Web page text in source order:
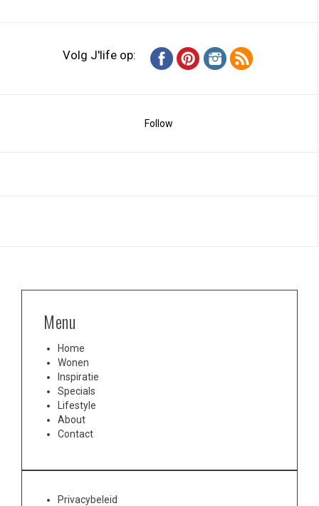
Volg J'life op:
Follow
Menu
Home
Wonen
Inspiratie
Specials
Lifestyle
About
Contact
Privacybeleid